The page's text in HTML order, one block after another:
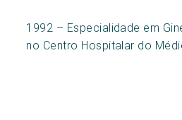
1992 – Especialidade em
no Centro Hospitalar do